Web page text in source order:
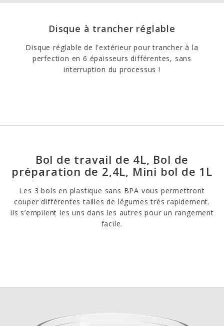
Disque à trancher réglable
Disque réglable de l'extérieur pour trancher à la
perfection en 6 épaisseurs différentes, sans
interruption du processus !
Bol de travail de 4L, Bol de
préparation de 2,4L, Mini bol de 1L
Les 3 bols en plastique sans BPA vous permettront
couper différentes tailles de légumes très rapidement.
Ils s’empilent les uns dans les autres pour un rangement
facile.